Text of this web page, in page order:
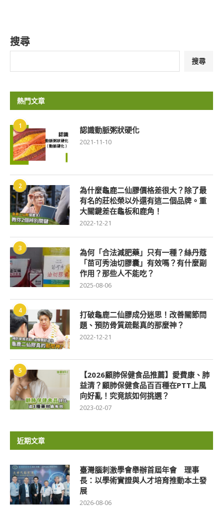
搜尋
搜尋
熱門文章
1 認識動脈粥狀硬化
2021-11-10
2
為什麼龜鹿二仙膠價格差很大？除了最
有名的莊松榮以外還有這二個品牌。重
大關鍵差在龜板和鹿角！
2022-12-21
3
為何「合法減肥藥」只有一種？絲丹蔻
「苗可秀油切膠囊」有效嗎？有什麼副
作用？那些人不能吃？
2025-08-06
4
打破龜鹿二仙膠成分迷思！改善關節問
題、預防骨質疏鬆真的那麼神？
2022-12-21
5
【2026顧肺保健食品推薦】愛費康、肺
益清？顧肺保健食品百百種在PTT上風
向好亂！究竟該如何挑選？
2023-02-07
近期文章
臺灣腦刺激學會舉辦首屆年會 理事
長：以學術實證與人才培育推動本土發
展
2026-08-06